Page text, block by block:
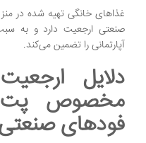
غذاهای خانگی تهیه شده در
صنعتی ارجعیت دارد و به
آپارتمانی را تضمین می‌کند.
دلایل
مخصوص پت
فودهای